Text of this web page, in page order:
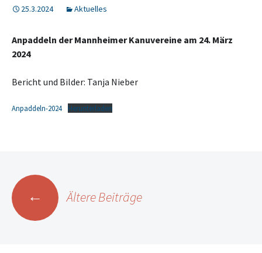
25.3.2024 Aktuelles
Anpaddeln der Mannheimer Kanuvereine am 24. März
2024
Bericht und Bilder: Tanja Nieber
Anpaddeln-2024 Herunterladen
Beitrags-
Navigation
← Ältere Beiträge